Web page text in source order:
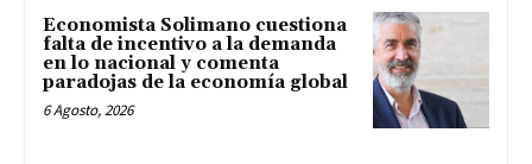
Economista Solimano cuestiona
falta de incentivo a la demanda
en lo nacional y comenta
paradojas de la economía global
6 Agosto, 2026